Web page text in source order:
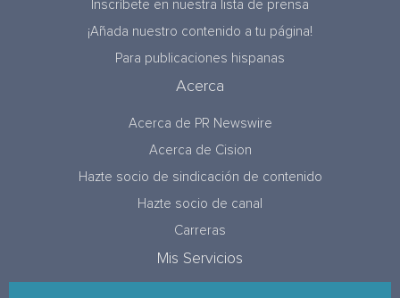
Inscríbete en nuestra lista de prensa
¡Añada nuestro contenido a tu página!
Para publicaciones hispanas
Acerca
Acerca de PR Newswire
Acerca de Cision
Hazte socio de sindicación de contenido
Hazte socio de canal
Carreras
Mis Servicios